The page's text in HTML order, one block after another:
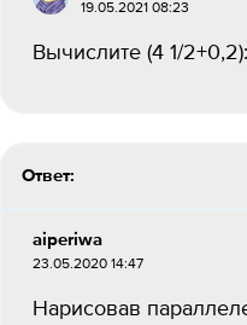
19.05.2021 08:23
Вычислите (4 1/
Ответ:
aiperiwa
23.05.2020 14:47
Нарисовав